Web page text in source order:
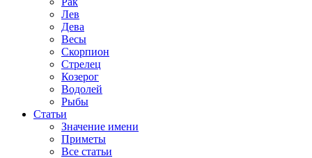
Лев
Дева
Весы
Скорпион
Стрелец
Козерог
Водолей
Рыбы
Статьи
Значение имени
Приметы
Все статьи